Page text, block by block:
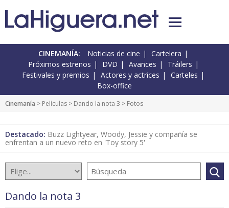
CINEMANÍA: Noticias de cine
Cartelera
Próximos estrenos
DVD Avances
Tráilers
Festivales y premios
Actores y actrices
Carteles
Box-office
Cinemanía > Películas > Dando la nota 3 > Fotos
Destacado: Buzz Lightyear, Woody, Jessie y compañía se
enfrentan a un nuevo reto en 'Toy story 5'
Dando la nota 3